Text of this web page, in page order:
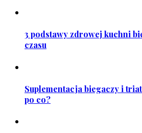
3 podstawy zdrowej kuchni
czasu
Suplementacja biegaczy i
po co?